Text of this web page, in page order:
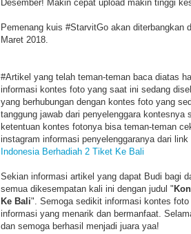
Desember! Makin cepat upload makin tinggi
Pemenang kuis #StarvitGo akan diterbangkan
Maret 2018.
#Artikel yang telah teman-teman baca diatas
informasi kontes foto yang saat ini sedang
yang berhubungan dengan kontes foto yang
tanggung jawab dari penyelenggara
ketentuan kontes fotonya bisa teman-teman
instagram informasi penyelenggaranya dari
Indonesia Berhadiah 2 Tiket Ke Bali
Sekian informasi artikel yang dapat Budi bagi
semua dikesempatan kali ini dengan judul "
Ke Bali". Semoga sedikit informasi kontes
informasi yang menarik dan bermanfaat.
dan semoga berhasil menjadi juara yaa!